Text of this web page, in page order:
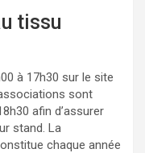
tissu
à 17h30 sur le site
sont
afin d’assurer
stand. La
chaque année